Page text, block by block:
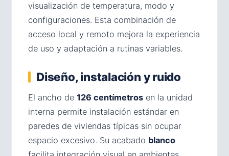
visualización de temperatura, modo y
configuraciones. Esta combinación de
acceso local y remoto mejora la experiencia
de uso y adaptación a rutinas variables.
Diseño, instalación y ruido
El ancho de 126 centímetros en la unidad
interna permite instalación estándar en
paredes de viviendas típicas sin ocupar
espacio excesivo. Su acabado blanco